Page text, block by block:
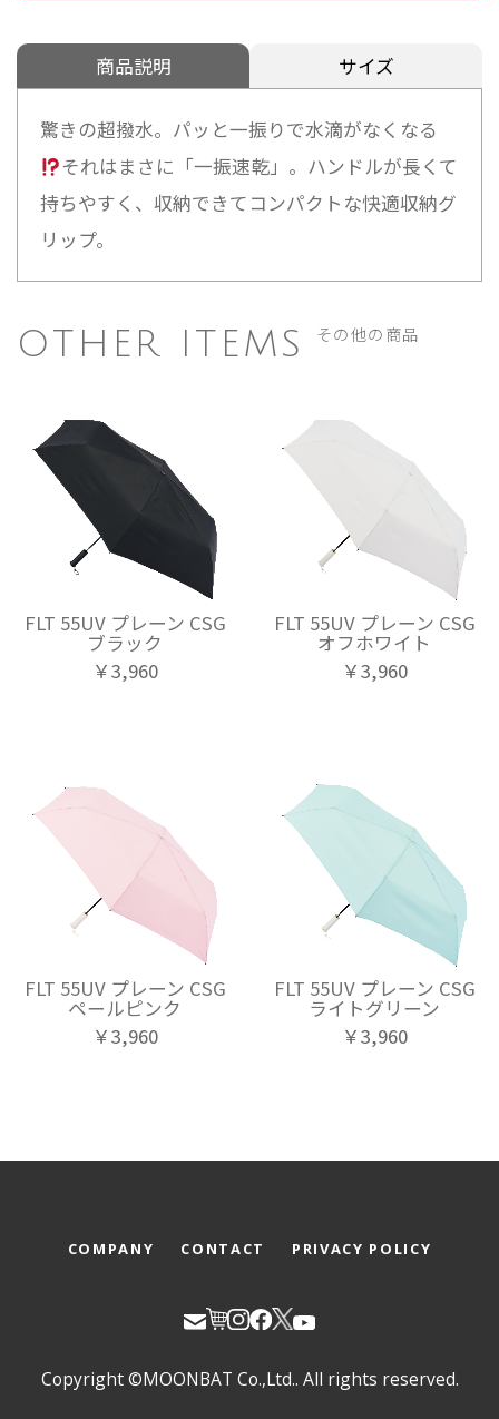
商品説明 サイズ
驚きの超撥水。パッと一振りで水滴がなくなる
それはまさに「一振速乾」。ハンドルが長くて
持ちやすく、収納できてコンパクトな快適収納グ
リップ。
OTHER ITEMS その他の商品
FLT 55UV プレーン CSG
ブラック
￥3,960
FLT 55UV プレーン CSG
オフホワイト
￥3,960
FLT 55UV プレーン CSG
ペールピンク
￥3,960
FLT 55UV プレーン CSG
ライトグリーン
￥3,960
COMPANY CONTACT PRIVACY POLICY
Copyright ©MOONBAT Co.,Ltd.. All rights reserved.